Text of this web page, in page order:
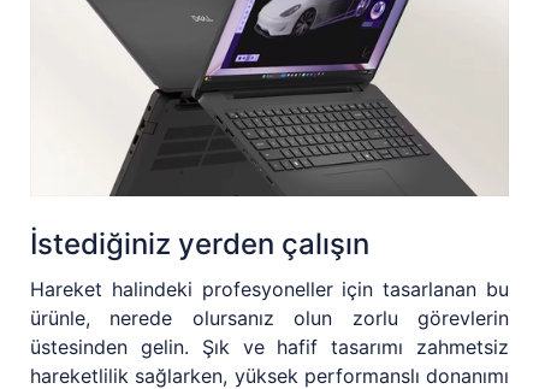
İstediğiniz yerden çalışın
Hareket halindeki profesyoneller için tasarlanan bu
ürünle, nerede olursanız olun zorlu görevlerin
üstesinden gelin. Şık ve hafif tasarımı zahmetsiz
hareketlilik sağlarken, yüksek performanslı donanımı